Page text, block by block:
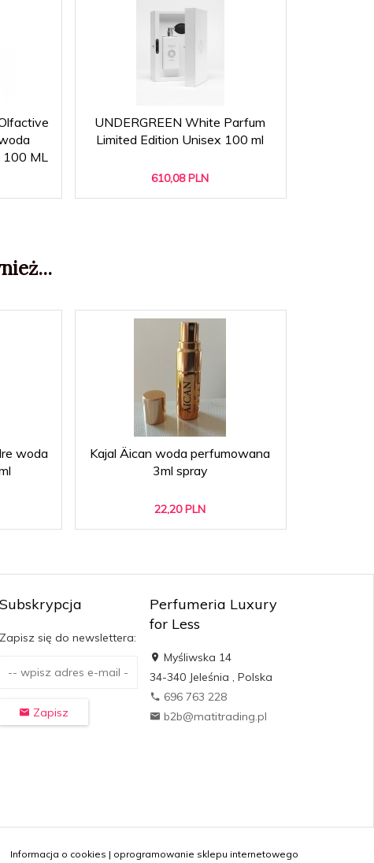
ML
UNDERGREEN White Parfum
Limited Edition Unisex 100 ml
610,08 PLN
woda
Kajal Äican woda perfumowana
3ml spray
22,20 PLN
Subskrypcja
Zapisz się do newslettera:
Zapisz
Perfumeria Luxury
for Less
Myśliwska 14
34-340 Jeleśnia,Polska
696 763 228
b2b@matitrading.pl
Informacja o cookies | oprogramowanie sklepu internetowego